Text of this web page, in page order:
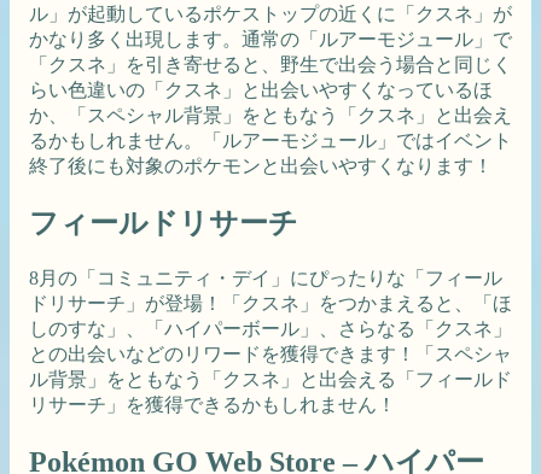
ル」が起動しているポケストップの近くに「クスネ」が
かなり多く出現します。通常の「ルアーモジュール」で
「クスネ」を引き寄せると、野生で出会う場合と同じく
らい色違いの「クスネ」と出会いやすくなっているほ
か、「スペシャル背景」をともなう「クスネ」と出会え
るかもしれません。「ルアーモジュール」ではイベント
終了後にも対象のポケモンと出会いやすくなります！
フィールドリサーチ
8月の「コミュニティ・デイ」にぴったりな「フィール
ドリサーチ」が登場！「クスネ」をつかまえると、「ほ
しのすな」、「ハイパーボール」、さらなる「クスネ」
との出会いなどのリワードを獲得できます！「スペシャ
ル背景」をともなう「クスネ」と出会える「フィールド
リサーチ」を獲得できるかもしれません！
Pokémon GO Web Store – ハイパー